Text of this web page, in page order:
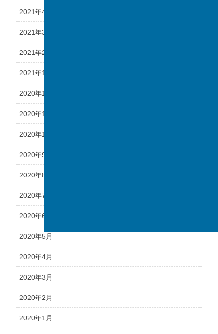
2021年4月
2021年3月
2021年2月
2021年1月
2020年12月
2020年11月
2020年10月
2020年9月
2020年8月
2020年7月
2020年6月
2020年5月
2020年4月
2020年3月
2020年2月
2020年1月